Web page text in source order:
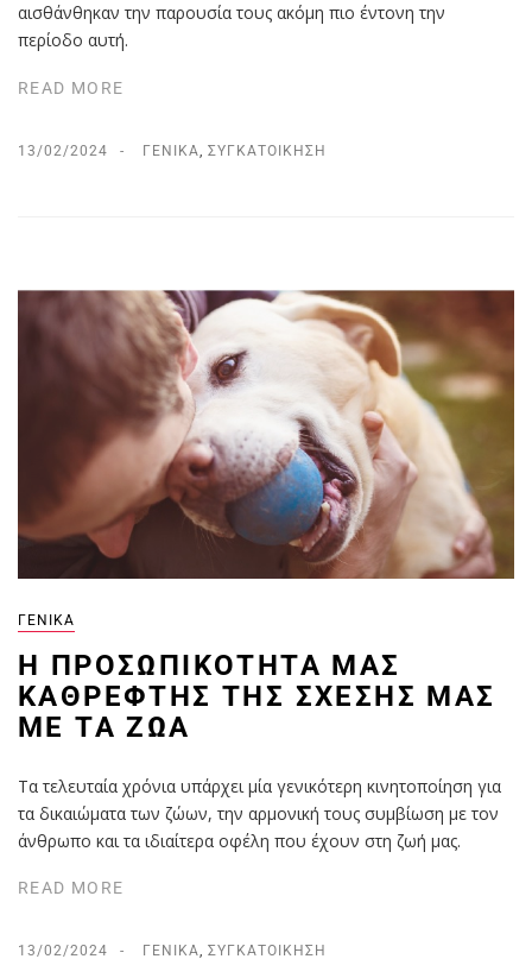
αισθάνθηκαν την παρουσία τους ακόμη πιο έντονη την
περίοδο αυτή.
READ MORE
13/02/2024 ΓΕΝΙΚΆ, ΣΥΓΚΑΤΟΊΚΗΣΗ
ΓΕΝΙΚΆ
Η ΠΡΟΣΩΠΙΚΌΤΗΤΆ ΜΑΣ
ΚΑΘΡΈΦΤΗΣ ΤΗΣ ΣΧΈΣΗΣ ΜΑΣ
ΜΕ ΤΑ ΖΏΑ
Τα τελευταία χρόνια υπάρχει μία γενικότερη κινητοποίηση για
τα δικαιώματα των ζώων, την αρμονική τους συμβίωση με τον
άνθρωπο και τα ιδιαίτερα οφέλη που έχουν στη ζωή μας.
READ MORE
13/02/2024 ΓΕΝΙΚΆ, ΣΥΓΚΑΤΟΊΚΗΣΗ